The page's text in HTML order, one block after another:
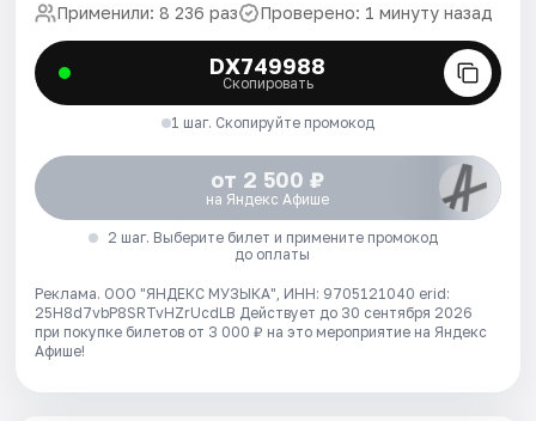
Применили: 8 236 раз Проверено: 1 минуту назад
DX749988
Скопировать
1 шаг. Скопируйте промокод
от 2 500 ₽
на Яндекс Афише
2 шаг. Выберите билет и примените промокод
до оплаты
Реклама. ООО "ЯНДЕКС МУЗЫКА", ИНН: 9705121040 erid:
25H8d7vbP8SRTvHZrUcdLB Действует до 30 сентября 2026
при покупке билетов от 3 000 ₽ на это мероприятие на Яндекс
Афише!